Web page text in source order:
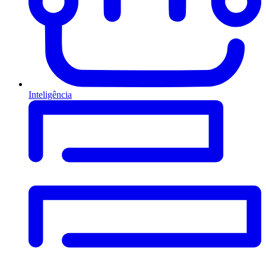
Inteligência